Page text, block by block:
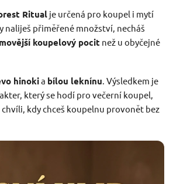
Ritual je určená pro koupel i mytí
naliješ přiměřené množství, necháš
koupelový pocit než u obyčejné
hinokia bílou leknínu . Výsledkem je
který se hodí pro večerní koupel,
kdy chceš koupelnu provonět bez